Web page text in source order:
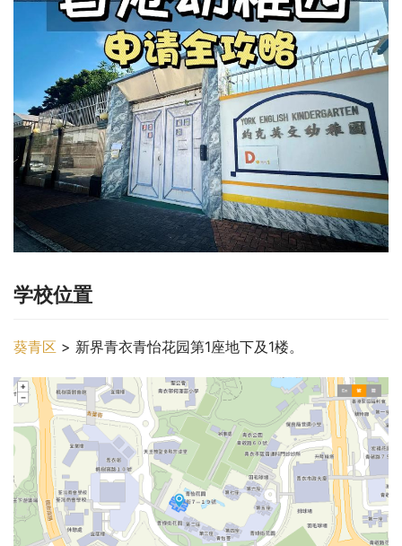
学校位置
葵青区 > 新界青衣青怡花园第1座地下及1楼。